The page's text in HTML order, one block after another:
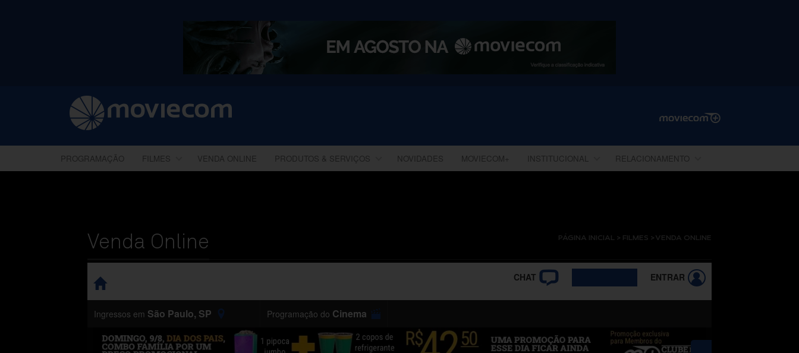
PROGRAMAÇÃO FILMES VENDA ONLINE PRODUTOS & SERVIÇOS NOVIDADES MOVIECOM+ INSTITUCIONAL RELACIONAMENTO
Venda Online PÁGINA INICIAL > FILMES > VENDA ONLINE